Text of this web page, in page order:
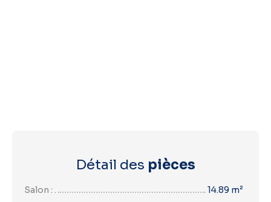
Détail des pièces
Salon : .
14.89 m²